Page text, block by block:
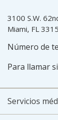
3100 S.W.
Miami, FL
Número de
Para llamar
Servicios